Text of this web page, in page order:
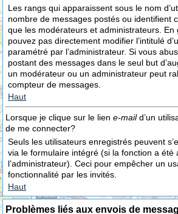
Les rangs qui apparaissent sous le nom
nombre de messages postés ou identifient
que les modérateurs et administrateurs. En
pouvez pas directement modifier l’intitulé
paramétré par l’administrateur. Si vous
postant des messages dans le seul but
un modérateur ou un administrateur peut
compteur de messages.
Haut
Lorsque je clique sur le lien e-maild’un
de me connecter?
Seuls les utilisateurs enregistrés peuvent
via le formulaire intégré (si la fonction a été
l’administrateur). Ceci pour empêcher un
fonctionnalité par les invités.
Haut
Problèmes liés aux envois de